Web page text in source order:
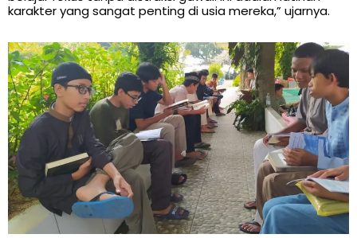
karakter yang sangat penting di usia mereka,” ujarnya.